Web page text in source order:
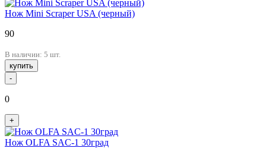
Нож Mini Scraper USA (черный)
90
В наличии: 5 шт.
купить
-
0
+
Нож OLFA SAC-1 30град